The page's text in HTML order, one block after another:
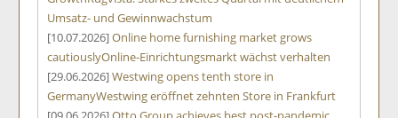
Umsatz- und Gewinnwachstum
[10.07.2026]Online home furnishing market grows
cautiouslyOnline-Einrichtungsmarkt wächst verhalten
[29.06.2026]Westwing opens tenth store in
GermanyWestwing eröffnet zehnten Store in Frankfurt